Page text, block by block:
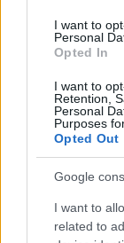
I want to
Personal
Opted In
I want to
Retention,
Personal
Purposes
Opted Out
Google
I want to
related to
Lázár Kati
székébe
szájtátva
könnyebb
Egy év alatt
életem talán
elsöpörte
is e félelmet
akiket hírnév